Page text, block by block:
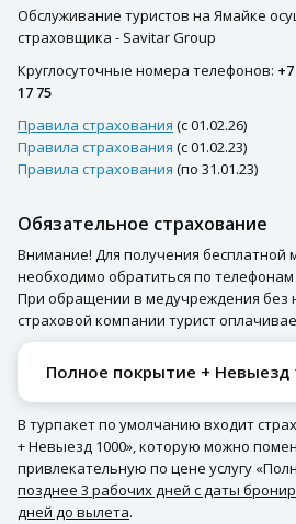
Обслуживание туристов на Ямайке
страховщика - Savitar Group
Круглосуточные номера телефонов:
17 75
Правила страхования (с 01.02.26)
Правила страхования (с 01.02.23)
Правила страхования (по 31.01.23)
Обязательное страхование
Внимание! Для получения
необходимо обратиться по
При обращении в медучреждения без
страховой компании турист
Полное покрытие + Невыезд
В турпакет по умолчанию входит
+ Невыезд 1000», которую можно
привлекательную по цене услугу
позднее 3 рабочих дней с даты
дней до вылета.